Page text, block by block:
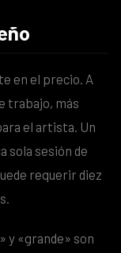
en el precio. A
trabajo, más
el artista. Un
sola sesión de
requerir diez
y «grande» son